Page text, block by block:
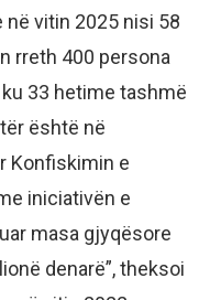
në vitin 2025 nisi 58
rreth 400 persona
33 hetime tashmë
është në
Konfiskimin e
iniciativën e
masa gjyqësore
denarë”, theksoi